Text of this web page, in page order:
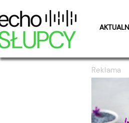
Reklama